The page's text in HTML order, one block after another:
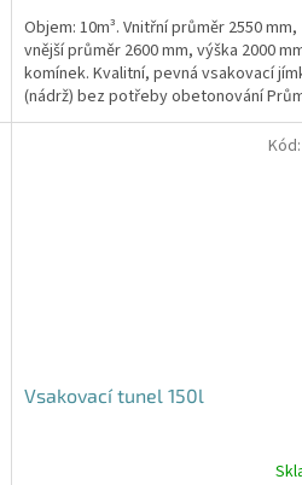
z
5
hvězdiček.
Objem: 10m³. Vnitřní průměr 2550 mm,
vnější průměr 2600 mm, výška 2000
komínek. Kvalitní, pevná vsakovací
(nádrž) bez potřeby obetonování
přítoku a odtoku +...
Vsakovací tunel 150l
Kód: